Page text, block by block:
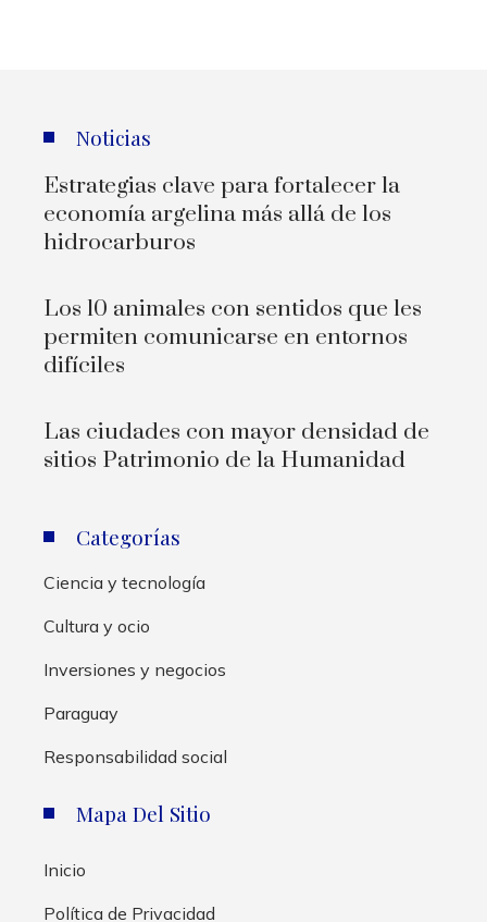
Noticias
Estrategias clave para fortalecer la
economía argelina más allá de los
hidrocarburos
Los 10 animales con sentidos que les
permiten comunicarse en entornos
difíciles
Las ciudades con mayor densidad de
sitios Patrimonio de la Humanidad
Categorías
Ciencia y tecnología
Cultura y ocio
Inversiones y negocios
Paraguay
Responsabilidad social
Mapa Del Sitio
Inicio
Política de Privacidad